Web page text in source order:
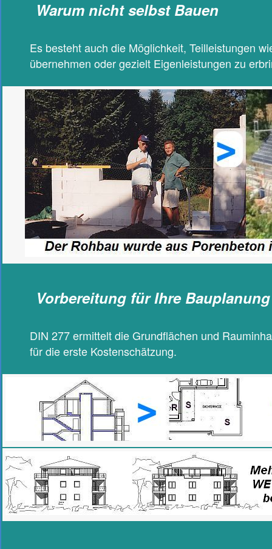
Warum nicht selbst Bauen
Es besteht auch die Möglichkeit, Teilleistungen
übernehmen oder gezielt Eigenleistungen zu
Vorbereitung für Ihre
DIN 277 ermittelt die Grundflächen und
für die erste Kostenschätzung.